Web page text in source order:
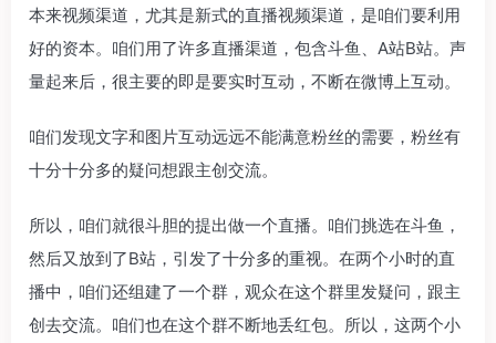
本来视频渠道，尤其是新式的直播视频渠道，是咱们要利用
好的资本。咱们用了许多直播渠道，包含斗鱼、A站B站。声
量起来后，很主要的即是要实时互动，不断在微博上互动。
咱们发现文字和图片互动远远不能满意粉丝的需要，粉丝有
十分十分多的疑问想跟主创交流。
所以，咱们就很斗胆的提出做一个直播。咱们挑选在斗鱼，
然后又放到了B站，引发了十分多的重视。在两个小时的直
播中，咱们还组建了一个群，观众在这个群里发疑问，跟主
创去交流。咱们也在这个群不断地丢红包。所以，这两个小